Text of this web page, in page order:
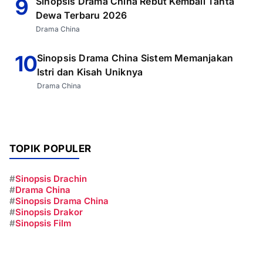
9
Dewa Terbaru 2026
Drama China
10Sinopsis Drama China Sistem Memanjakan
Istri dan Kisah Uniknya
Drama China
TOPIK POPULER
#Sinopsis Drachin
#Drama China
#Sinopsis Drama China
#Sinopsis Drakor
#Sinopsis Film